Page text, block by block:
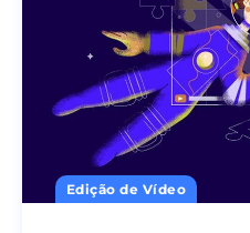
Edição de Vídeo